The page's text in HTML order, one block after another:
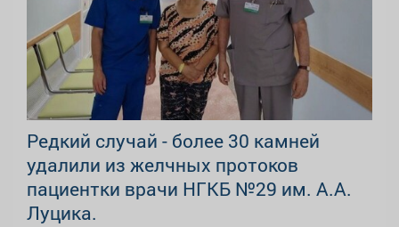
Редкий случай - более 30 камней
удалили из желчных протоков
пациентки врачи НГКБ №29 им. А.А.
Луцика.